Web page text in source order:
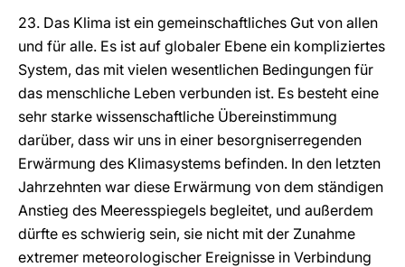
23. Das Klima ist ein gemeinschaftliches Gut von allen
und für alle. Es ist auf globaler Ebene ein kompliziertes
System, das mit vielen wesentlichen Bedingungen für
das menschliche Leben verbunden ist. Es besteht eine
sehr starke wissenschaftliche Übereinstimmung
darüber, dass wir uns in einer besorgniserregenden
Erwärmung des Klimasystems befinden. In den letzten
Jahrzehnten war diese Erwärmung von dem ständigen
Anstieg des Meeresspiegels begleitet, und außerdem
dürfte es schwierig sein, sie nicht mit der Zunahme
extremer meteorologischer Ereignisse in Verbindung